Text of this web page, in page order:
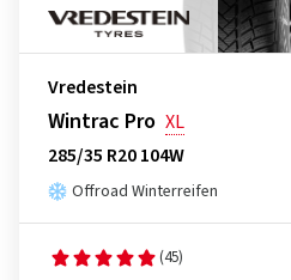
Vredestein
Wintrac Pro XL
285/35 R20 104W
Offroad Winterreifen
(45)